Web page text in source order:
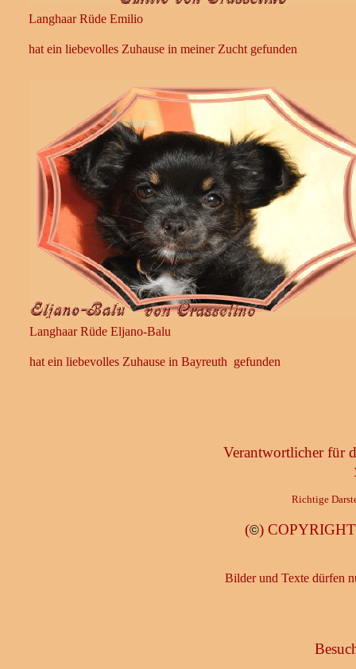
Langhaar Rüde Emilio
hat ein liebevolles Zuhause in meiner Zucht gefunden
Langhaar Rüde Eljano-Balu
hat ein liebevolles Zuhause in Bayreuth gefunden
Verantwortlicher für
Richtige
(©) COPYRIGHT
Bilder und Texte dürfen